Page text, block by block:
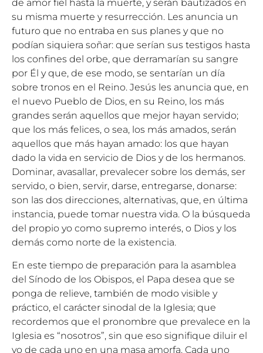
de amor fiel hasta la muerte, y serán bautizados en
su misma muerte y resurrección. Les anuncia un
futuro que no entraba en sus planes y que no
podían siquiera soñar: que serían sus testigos hasta
los confines del orbe, que derramarían su sangre
por Él y que, de ese modo, se sentarían un día
sobre tronos en el Reino. Jesús les anuncia que, en
el nuevo Pueblo de Dios, en su Reino, los más
grandes serán aquellos que mejor hayan servido;
que los más felices, o sea, los más amados, serán
aquellos que más hayan amado: los que hayan
dado la vida en servicio de Dios y de los hermanos.
Dominar, avasallar, prevalecer sobre los demás, ser
servido, o bien, servir, darse, entregarse, donarse:
son las dos direcciones, alternativas, que, en última
instancia, puede tomar nuestra vida. O la búsqueda
del propio yo como supremo interés, o Dios y los
demás como norte de la existencia.
En este tiempo de preparación para la asamblea
del Sínodo de los Obispos, el Papa desea que se
ponga de relieve, también de modo visible y
práctico, el carácter sinodal de la Iglesia; que
recordemos que el pronombre que prevalece en la
Iglesia es “nosotros”, sin que eso signifique diluir el
yo de cada uno en una masa amorfa. Cada uno